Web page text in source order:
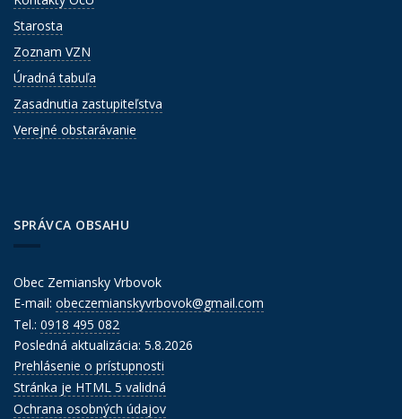
Starosta
Zoznam VZN
Úradná tabuľa
Zasadnutia zastupiteľstva
Verejné obstarávanie
SPRÁVCA OBSAHU
Obec Zemiansky Vrbovok
E-mail: obeczemianskyvrbovok@gmail.com
Tel.: 0918 495 082
Posledná aktualizácia: 5.8.2026
Prehlásenie o prístupnosti
Stránka je HTML 5 validná
Ochrana osobných údajov